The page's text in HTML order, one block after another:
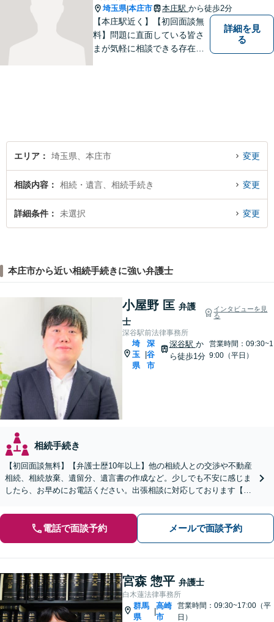
埼玉県|本庄市 本庄駅 から徒歩2分
【本庄駅近く】【初回面談無
料】問題に直面している皆さ
まが気軽に相談できる存在に
相談ください。
詳細を見
る
エリア 埼玉県、本庄市 変更
相談内容 相続・遺言、相続手続き 変更
詳細条件 未選択 変更
本庄市から近い相続手続きに強い弁護士
小屋野 匡 弁護
士
インタビューを見
る
深谷駅前法律事務所
埼
玉
県
深
谷
市
深谷駅 か
ら徒歩1分
営業時間：09:30~1
9:00（平日）
相続手続き
【初回面談無料】【弁護士歴10年以上】他の相続人との交渉や不動産
相続、相続放棄、遺留分、遺言書の作成など。少しでも不安に感じま
したら、お早めにお電話ください。出張相談に対応しております【休
電話で面談予約 メールで面談予約
宮森 惣平 弁護士
白木蓮法律事務所
群馬
県
|
高崎
市
営業時間：09:30~17:00（平
日）